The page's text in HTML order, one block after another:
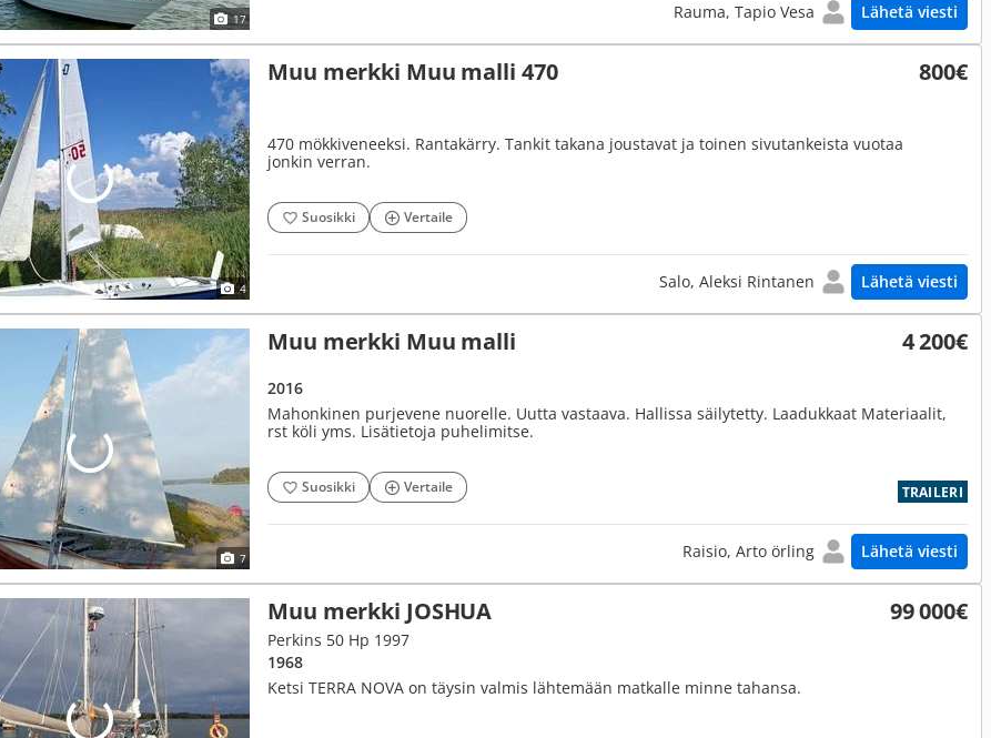
17 Rauma, Tapio Vesa Lähetä viesti
4
Muu merkki Muu malli 470 800€
470 mökkiveneeksi. Rantakärry. Tankit takana joustavat ja toinen sivutankeista vuotaa
jonkin verran.
Suosikki Vertaile
Salo, Aleksi Rintanen Lähetä viesti
7
Muu merkki Muu malli 4 200€
TRAILERI
2016
Mahonkinen purjevene nuorelle. Uutta vastaava. Hallissa säilytetty. Laadukkaat Materiaalit,
rst köli yms. Lisätietoja puhelimitse.
Suosikki Vertaile
Raisio, Arto örling Lähetä viesti
Muu merkki JOSHUA 99 000€
Perkins 50 Hp 1997
1968
Ketsi TERRA NOVA on täysin valmis lähtemään matkalle minne tahansa.